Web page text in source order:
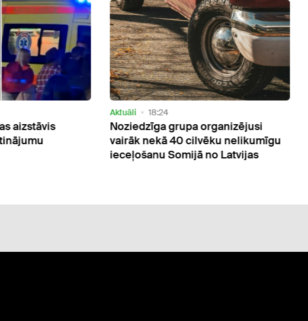
aizstāvis
Aktuāli 18:24
Noziedzīga grupa organizējusi
vairāk nekā 40 cilvēku nelikumīgu
ieceļošanu Somijā no Latvijas